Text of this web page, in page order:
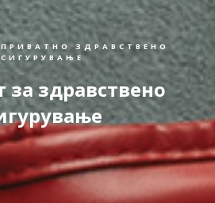
ЗДРАВСТВЕНО
за здравствено